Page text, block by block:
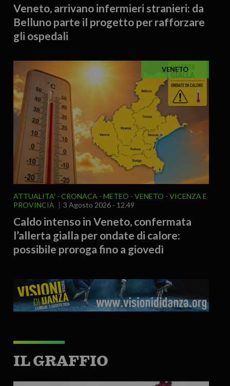
Veneto, arrivano infermieri stranieri: da
Belluno parte il progetto per rafforzare
gli ospedali
VENETO
ATTUALITA' CRONACA METEO VENETO
VICENZA E
PROVINCIA
3 Agosto 2026 - 12.49
Caldo intenso in Veneto, confermata
l’allerta gialla per ondate di calore:
possibile proroga fino a giovedì
IL GRAFFIO